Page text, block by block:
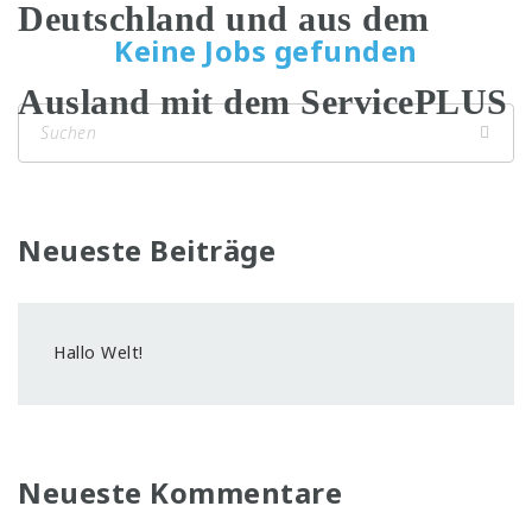
Keine Jobs gefunden
Neueste Beiträge
Hallo Welt!
Neueste Kommentare